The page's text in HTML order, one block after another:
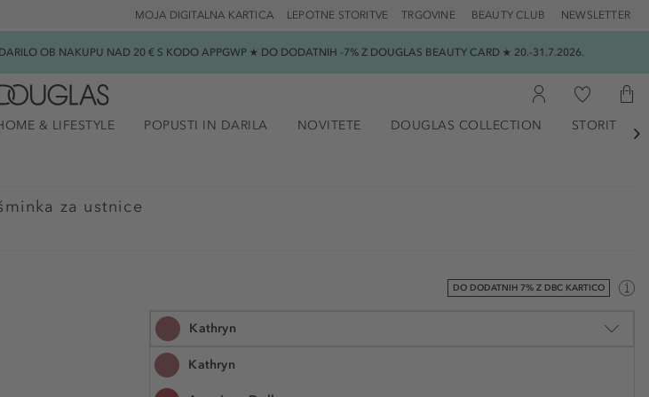
TRGOVINE BEAUTY CLUB NEWSLETTER
LEPOTNE STORITVE
MOJA DIGITALNA KARTICA
OB NAKUPU NAD 20 € S KODO APPGWP ★ DO DODATNIH -7% Z DOUGLAS BEAUTY CARD ★ 20.-31.7.2026.
& LIFESTYLE POPUSTI IN DARILA NOVITETE DOUGLAS COLLECTION STORITVE

za ustnice
DO DODATNIH 7% Z DBC KARTICO
Kathryn
Kathryn